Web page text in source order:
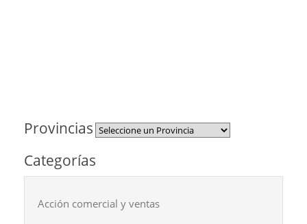
Provincias
Categorías
Acción comercial y ventas